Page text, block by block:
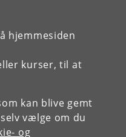
hjemmesiden
kurser, til at
kan blive gemt
vælge om du
og